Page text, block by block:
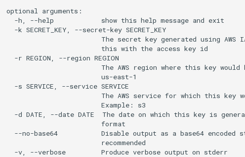
optional arguments:
  -h, --help            show this help message and exit
  -k SECRET_KEY, --secret-key SECRET_KEY
The secret key generated using AWS
                        this with the access key id
  -r REGION, --region REGION
The AWS region where this key would
                        us-east-1
  -s SERVICE, --service SERVICE
The AWS service for which this key
                        Example: s3
-d DATE, --date DATE  The date on which this key is
                        format
--no-base64           Disable output as a base64 encoded
                        recommended
  -v, --verbose         Produce verbose output on stderr